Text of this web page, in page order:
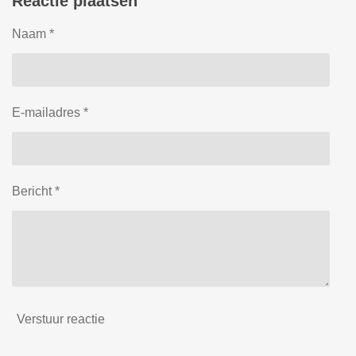
n
e
n
Naam *
E-mailadres *
Bericht *
Verstuur reactie